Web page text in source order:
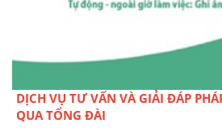
DỊCH VỤ TƯ VẤN VÀ GIẢI ĐÁP
QUA TỔNG ĐÀI